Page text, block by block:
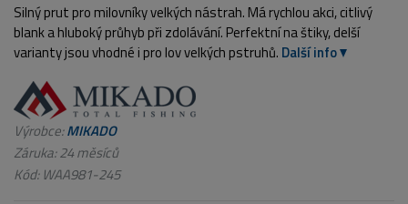
Silný prut pro milovníky velkých nástrah. Má rychlou akci, citlivý
blank a hluboký průhyb při zdolávání. Perfektní na štiky, delší
varianty jsou vhodné i pro lov velkých pstruhů. Další info
Výrobce:MIKADO
Záruka: 24 měsíců
Kód:WAA981-245